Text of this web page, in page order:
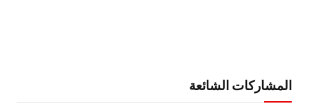
المشاركات الشائعة